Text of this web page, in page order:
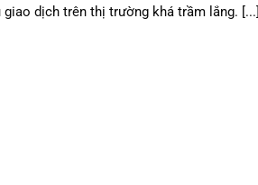
dịch trên thị trường khá trầm lắng. [...]